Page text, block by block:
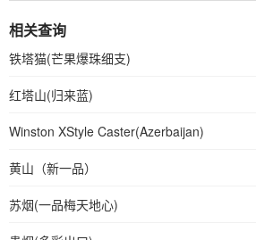
相关查询
铁塔猫(芒果爆珠细支)
红塔山(归来蓝)
Winston XStyle Caster(Azerbaijan)
黄山（新一品）
苏烟(一品梅天地心)